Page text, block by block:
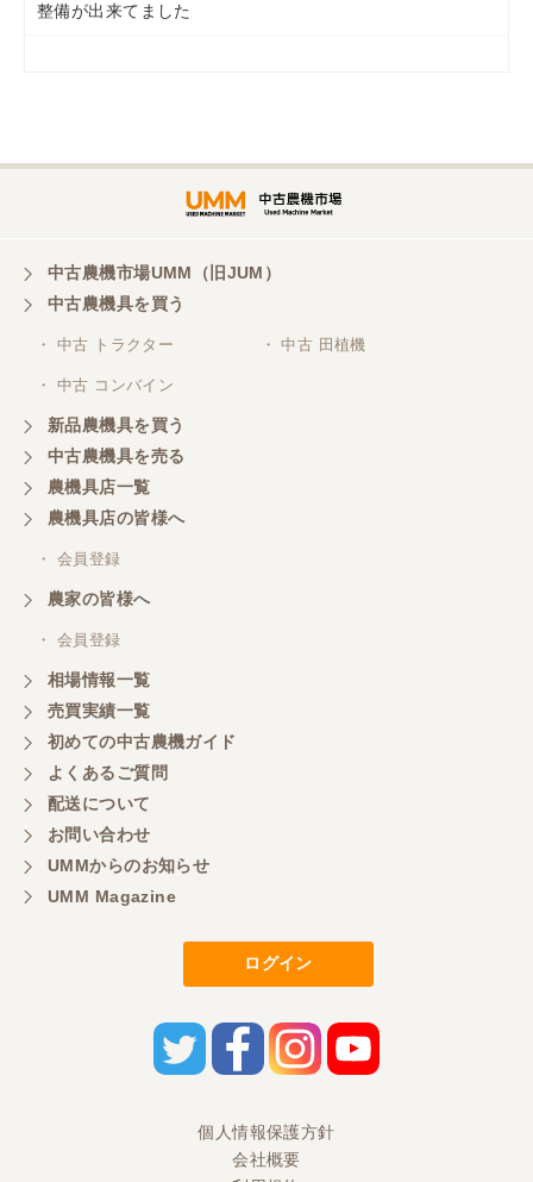
株式会社トミタモータース
三重県／株式会社 ケイ・エス・エンタープライズ
整備が出来てました
中古農機市場UMM（旧JUM）
中古農機具を買う
・ 中古 トラクター ・ 中古 田植機
・ 中古 コンバイン
新品農機具を買う
中古農機具を売る
農機具店一覧
農機具店の皆様へ
・ 会員登録
農家の皆様へ
・ 会員登録
相場情報一覧
売買実績一覧
初めての中古農機ガイド
よくあるご質問
配送について
お問い合わせ
UMMからのお知らせ
UMM Magazine
ログイン
個人情報保護方針
会社概要